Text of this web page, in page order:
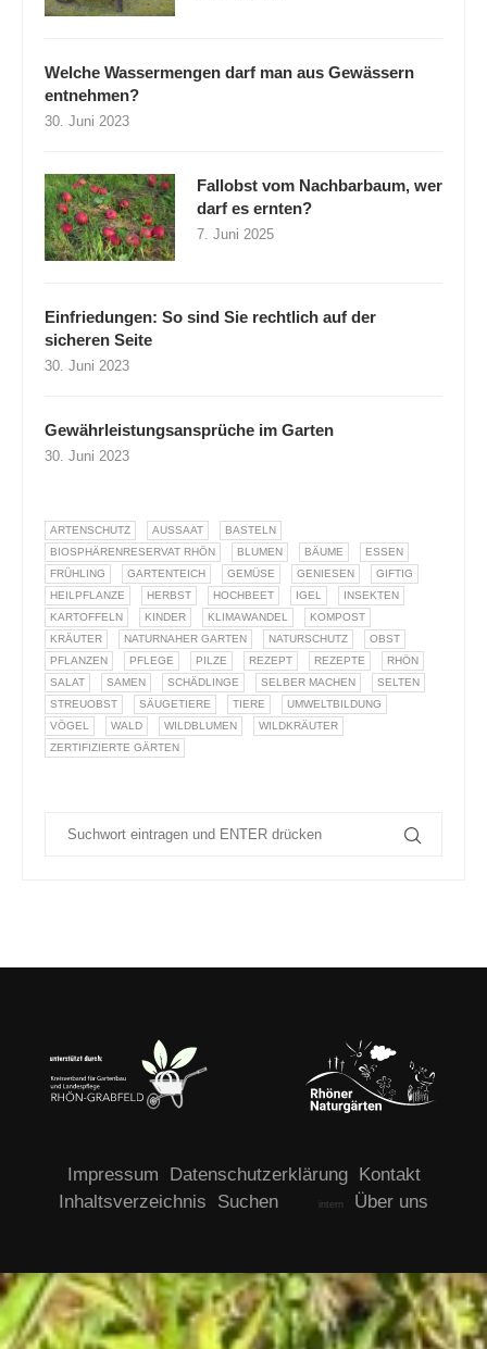
Welche Wassermengen darf man aus Gewässern
entnehmen?
30. Juni 2023
Fallobst vom Nachbarbaum, wer
darf es ernten?
7. Juni 2025
Einfriedungen: So sind Sie rechtlich auf der
sicheren Seite
30. Juni 2023
Gewährleistungsansprüche im Garten
30. Juni 2023
ARTENSCHUTZ AUSSAAT
BASTELN
BIOSPHÄRENRESERVAT RHÖN
BLUMEN BÄUME
ESSEN
FRÜHLING
GARTENTEICH GEMÜSE GENIESEN
GIFTIG
HEILPFLANZE
HERBST HOCHBEET IGEL
INSEKTEN
KARTOFFELN
KINDER KLIMAWANDEL
KOMPOST
KRÄUTER
NATURNAHER GARTEN NATURSCHUTZ
OBST
PFLANZEN
PFLEGE PILZE REZEPT REZEPTE
RHÖN
SALAT
SAMEN SCHÄDLINGE SELBER MACHEN
SELTEN
STREUOBST
SÄUGETIERE TIERE
UMWELTBILDUNG
VÖGEL
WALD WILDBLUMEN
WILDKRÄUTER
ZERTIFIZIERTE GÄRTEN
Impressum Datenschutzerklärung
Kontakt
Inhaltsverzeichnis
Suchen intern Über uns